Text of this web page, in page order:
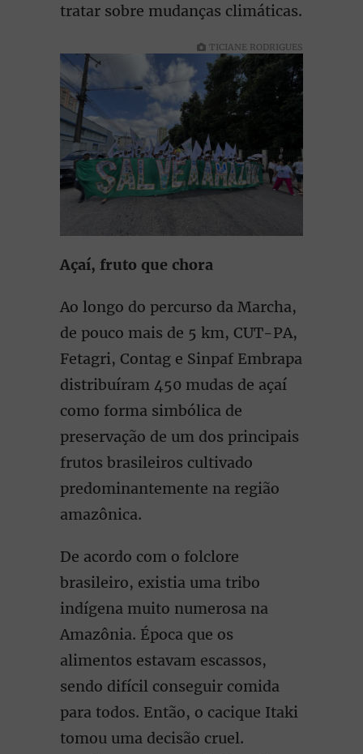
tratar sobre mudanças climáticas.
TICIANE RODRIGUES
Açaí, fruto que chora
Ao longo do percurso da Marcha,
de pouco mais de 5 km, CUT-PA,
Fetagri, Contag e Sinpaf Embrapa
distribuíram 450 mudas de açaí
como forma simbólica de
preservação de um dos principais
frutos brasileiros cultivado
predominantemente na região
amazônica.
De acordo com o folclore
brasileiro, existia uma tribo
indígena muito numerosa na
Amazônia. Época que os
alimentos estavam escassos,
sendo difícil conseguir comida
para todos. Então, o cacique Itaki
tomou uma decisão cruel.